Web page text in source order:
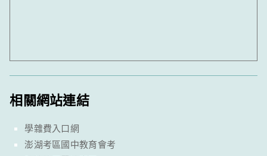
相關網站連結
學雜費入口網
澎湖考區國中教育會考